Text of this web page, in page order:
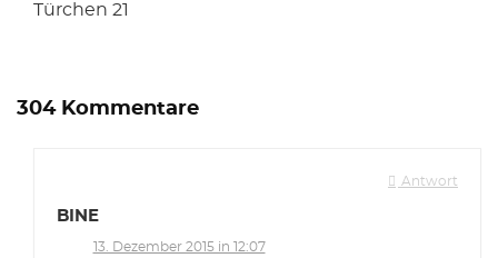
Türchen 21
304 Kommentare
Antwort
BINE
13. Dezember 2015 in 12:07